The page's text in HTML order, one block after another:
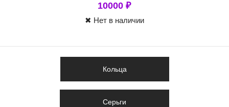
10000 ₽
✖ Нет в наличии
Кольца
Серьги